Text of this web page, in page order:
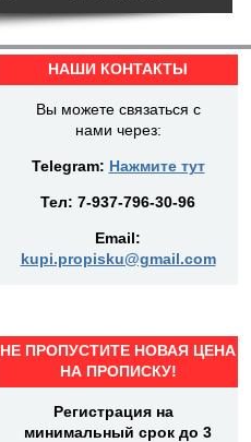
НАШИ КОНТАКТЫ
Вы можете связаться с
нами через:
Telegram: Нажмите тут
Тел: 7-937-796-30-96
Email:
kupi.propisku@gmail.com
НЕ ПРОПУСТИТЕ НОВАЯ ЦЕНА
НА ПРОПИСКУ!
Регистрация на
минимальный срок до 3